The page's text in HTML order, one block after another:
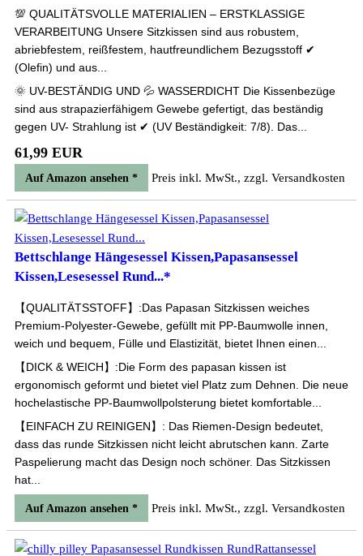
💯 QUALITÄTSVOLLE MATERIALIEN – ERSTKLASSIGE
VERARBEITUNG Unsere Sitzkissen sind aus robustem,
abriebfestem, reißfestem, hautfreundlichem Bezugsstoff ✔
(Olefin) und aus...
🌞 UV-BESTÄNDIG UND 💦 WASSERDICHT Die Kissenbezüge
sind aus strapazierfähigem Gewebe gefertigt, das beständig
gegen UV- Strahlung ist ✔ (UV Beständigkeit: 7/8). Das...
61,99 EUR
Auf Amazon ansehen * Preis inkl. MwSt., zzgl. Versandkosten
Bettschlange Hängesessel Kissen,Papasansessel
Kissen,Lesesessel Rund...*
【QUALITÄTSSTOFF】:Das Papasan Sitzkissen weiches
Premium-Polyester-Gewebe, gefüllt mit PP-Baumwolle innen,
weich und bequem, Fülle und Elastizität, bietet Ihnen einen...
【DICK & WEICH】:Die Form des papasan kissen ist
ergonomisch geformt und bietet viel Platz zum Dehnen. Die neue
hochelastische PP-Baumwollpolsterung bietet komfortable...
【EINFACH ZU REINIGEN】: Das Riemen-Design bedeutet,
dass das runde Sitzkissen nicht leicht abrutschen kann. Zarte
Paspelierung macht das Design noch schöner. Das Sitzkissen
hat...
Auf Amazon ansehen * Preis inkl. MwSt., zzgl. Versandkosten